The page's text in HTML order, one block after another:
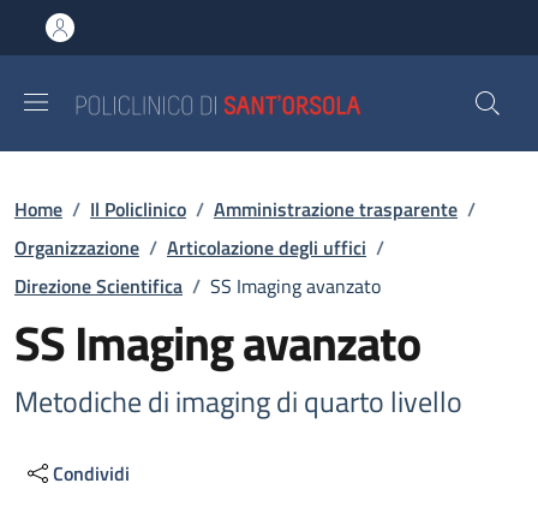
al contenuto principale
to footer content
Briciole di pane
Home / Il Policlinico / Amministrazione trasparente /
Organizzazione / Articolazione degli uffici /
Direzione Scientifica / SS Imaging avanzato
SS Imaging avanzato
Metodiche di imaging di quarto livello
Condividi